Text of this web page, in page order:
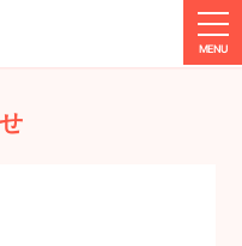
黄砂とは、対策として